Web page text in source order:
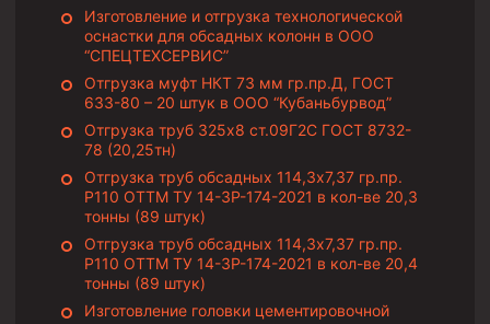
Муфта ОТТМ 102
Муфта ОТТГ 245
Муфта ОТТГ 178
Муфта ОТТМ 146
Муфта БТС 324
Муфта БТС 245
Муфта БТС 178
Муфта БТС 168
Муфта ОТТМ 127
Изготовление и отгрузка технологической
оснастки для обсадных колонн в ООО
“СПЕЦТЕХСЕРВИС”
Отгрузка муфт НКТ 73 мм гр.пр.Д, ГОСТ
633-80 – 20 штук в ООО “Кубаньбурвод”
Отгрузка труб 325х8 ст.09Г2С ГОСТ 8732-
78 (20,25тн)
Отгрузка труб обсадных 114,3х7,37 гр.пр.
Р110 ОТТМ ТУ 14-3Р-174-2021 в кол-ве 20,3
тонны (89 штук)
Отгрузка труб обсадных 114,3х7,37 гр.пр.
Р110 ОТТМ ТУ 14-3Р-174-2021 в кол-ве 20,4
тонны (89 штук)
Изготовление головки цементировочной